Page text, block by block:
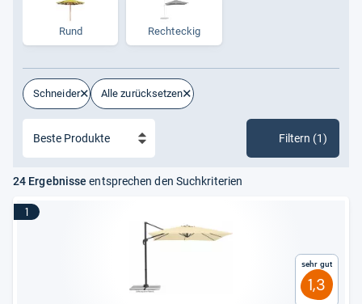
Rund Rechteckig
Schneider Alle zurücksetzen
Filtern (1)
24 Ergebnisse entsprechen den Suchkriterien
1
Sehr gut
1,3